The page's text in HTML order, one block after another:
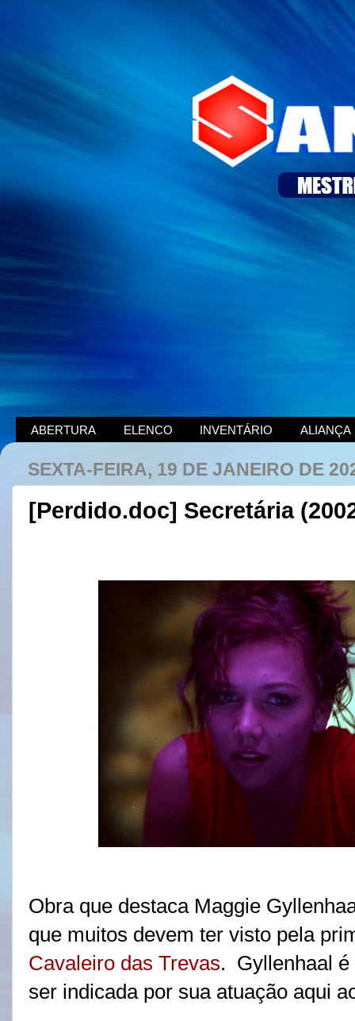
ABERTURA ELENCO INVENTÁRIO ALIANÇA
SEXTA-FEIRA, 19 DE JANEIRO DE
[Perdido.doc] Secretária
Obra que destaca Maggie
que muitos devem ter visto pela
Cavaleiro das Trevas. Gyllenhaal é
ser indicada por sua atuação aqui